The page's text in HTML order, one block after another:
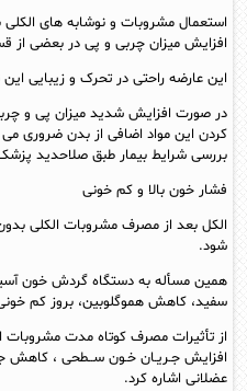
استعمال مشروبات و نوشابه های
افزایش میزان چربی و پی در بعضی
این عارضه راحتی در تحرک و زیبایی
در صورت افزایش شدید میزان پی و
کردن این مواد اضافی از بدن ضروری می
بررسی شرایط بیمار طبق صلاحدید
فشار خون بالا و کم خونی
الکل بعد از مصرف مشروبات الکلی
شود.
همین مسأله به دستگاه گردش خون
سفید، کاهش هموگلوبین، بروز کم
از تأثیرات مصرف کوتاه مدت
افزایش جـریـان خـون ســطحی ، کاهش
عضلانی اشاره کرد.